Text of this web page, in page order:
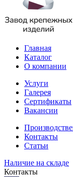
Главная
Каталог
О компании
Услуги
Галерея
Сертификаты
Вакансии
Контакты
Статьи
Наличие на складе
Контакты